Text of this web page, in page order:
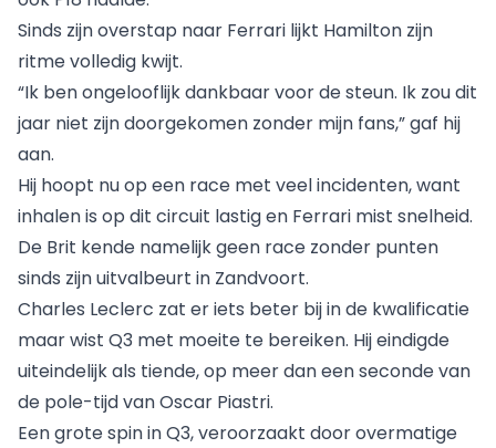
Sinds zijn overstap naar Ferrari lijkt Hamilton zijn
ritme volledig kwijt.
“Ik ben ongelooflijk dankbaar voor de steun. Ik zou dit
jaar niet zijn doorgekomen zonder mijn fans,” gaf hij
aan.
Hij hoopt nu op een race met veel incidenten, want
inhalen is op dit circuit lastig en Ferrari mist snelheid.
De Brit kende namelijk geen race zonder punten
sinds zijn uitvalbeurt in Zandvoort.
Charles Leclerc zat er iets beter bij in de kwalificatie
maar wist Q3 met moeite te bereiken. Hij eindigde
uiteindelijk als tiende, op meer dan een seconde van
de pole-tijd van Oscar Piastri.
Een grote spin in Q3, veroorzaakt door overmatige